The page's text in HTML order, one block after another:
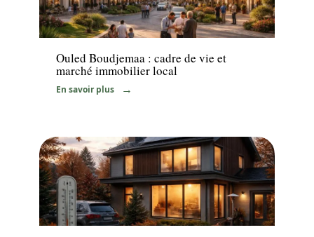
Immo
Ouled Boudjemaa : cadre de vie et
marché immobilier local
En savoir plus
Maison